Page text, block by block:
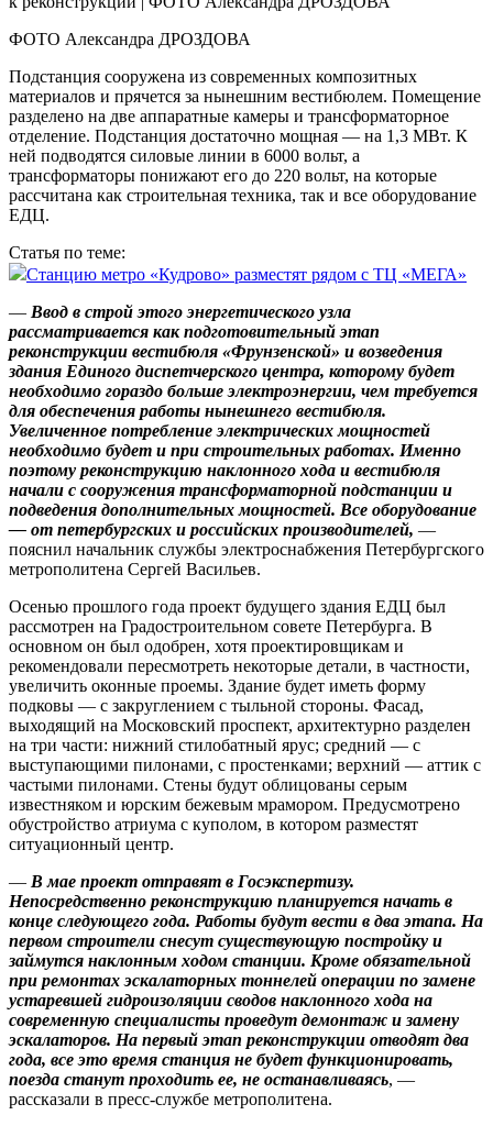
ФОТО Александра ДРОЗДОВА
Подстанция сооружена из современных композитных
материалов и прячется за нынешним вестибюлем. Помещение
разделено на две аппаратные камеры и трансформаторное
отделение. Подстанция достаточно мощная — на 1,3 МВт. К
ней подводятся силовые линии в 6000 вольт, а
трансформаторы понижают его до 220 вольт, на которые
рассчитана как строительная техника, так и все оборудование
ЕДЦ.
Статья по теме:
Станцию метро «Кудрово» разместят рядом с ТЦ «МЕГА»
— Ввод в строй этого энергетического узла
рассматривается как подготовительный этап
реконструкции вестибюля «Фрунзенской» и возведения
здания Единого диспетчерского центра, которому будет
необходимо гораздо больше электроэнергии, чем требуется
для обеспечения работы нынешнего вестибюля.
Увеличенное потребление электрических мощностей
необходимо будет и при строительных работах. Именно
поэтому реконструкцию наклонного хода и вестибюля
начали с сооружения трансформаторной подстанции и
подведения дополнительных мощностей. Все оборудование
— от петербургских и российских производителей, —
пояснил начальник службы электроснабжения Петербургского
метрополитена Сергей Васильев.
Осенью прошлого года проект будущего здания ЕДЦ был
рассмотрен на Градостроительном совете Петербурга. В
основном он был одобрен, хотя проектировщикам и
рекомендовали пересмотреть некоторые детали, в частности,
увеличить оконные проемы. Здание будет иметь форму
подковы — с закруглением с тыльной стороны. Фасад,
выходящий на Московский проспект, архитектурно разделен
на три части: нижний стилобатный ярус; средний — с
выступающими пилонами, с простенками; верхний — аттик с
частыми пилонами. Стены будут облицованы серым
известняком и юрским бежевым мрамором. Предусмотрено
обустройство атриума с куполом, в котором разместят
ситуационный центр.
— В мае проект отправят в ­Госэкспертизу.
Непосредственно реконструкцию планируется начать в
конце следующего года. Работы будут вести в два этапа. На
первом строители снесут существующую постройку и
займутся наклонным ходом станции. Кроме обязательной
при ремонтах эскалаторных тоннелей операции по замене
устаревшей гидроизоляции сводов наклонного хода на
современную специалисты проведут демонтаж и замену
эскалаторов. На первый этап реконструкции отводят два
года, все это время станция не будет функционировать,
поезда станут проходить ее, не останавливаясь, —
рассказали в пресс-службе метрополитена.